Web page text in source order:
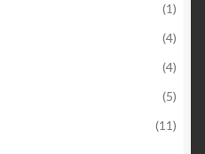
(1)
(4)
(4)
(5)
(11)